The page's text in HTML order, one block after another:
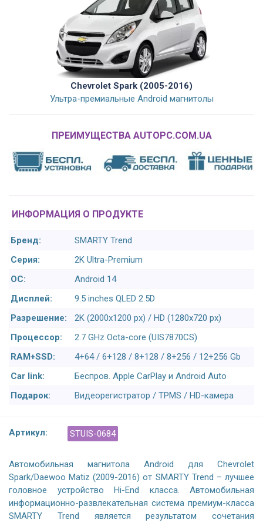
Chevrolet Spark (2005-2016)
Ультра-премиальные Android магнитолы
ПРЕИМУЩЕСТВА AUTOPC.COM.UA
ИНФОРМАЦИЯ О ПРОДУКТЕ
Бренд:
SMARTY Trend
Серия:
2K Ultra-Premium
ОС:
Android 14
Дисплей:
9.5 inches QLED 2.5D
Разрешение:
2K (2000x1200 px) / HD (1280x720 px)
Процессор:
2.7 GHz Octa-core (UIS7870CS)
RAM+SSD:
4+64 / 6+128 / 8+128 / 8+256 / 12+256 Gb
Car link:
Беспров. Apple CarPlay и Android Auto
Подарок:
Видеорегистратор / TPMS / HD-камера
Артикул: STUIS-0684
Автомобильная магнитола Android для Chevrolet
Spark/Daewoo Matiz (2009-2016) от SMARTY Trend – лучшее
головное устройство Hi-End класса. Автомобильная
информационно-развлекательная система премиум-класса
SMARTY Trend является результатом сочетания